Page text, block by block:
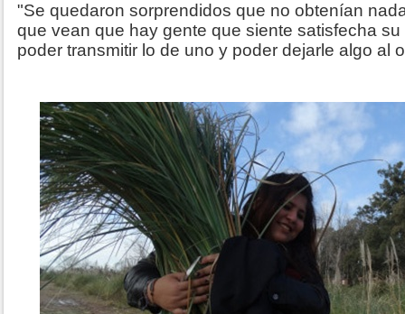
"Se quedaron sorprendidos que no obtenían
que vean que hay gente que siente satisfecha
poder transmitir lo de uno y poder dejarle algo al